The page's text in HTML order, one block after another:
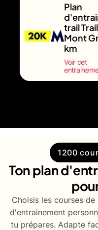
Plan
trail
Mont
km
Voir cet
1200
Ton plan
Choisis les courses
d'entrainement
tu prépares. Adapte